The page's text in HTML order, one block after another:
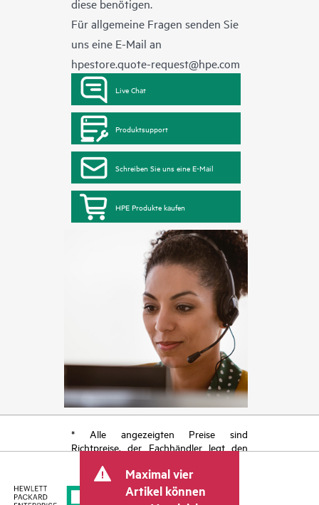
diese benötigen.
Für allgemeine Fragen senden Sie
uns eine E-Mail an
hpestore.quote-request@hpe.com
Live Chat
Produktsupport
Schreiben Sie uns eine E-Mail
HPE Produkte kaufen
* Alle angezeigten Preise sind
Richtpreise, der Fachhändler legt den
kann weitere Gebühren wie
Mehrwertsteuer und Versandkosten
berücksichtigen. Der vom Fachhändler
Maximal vier
Artikel können